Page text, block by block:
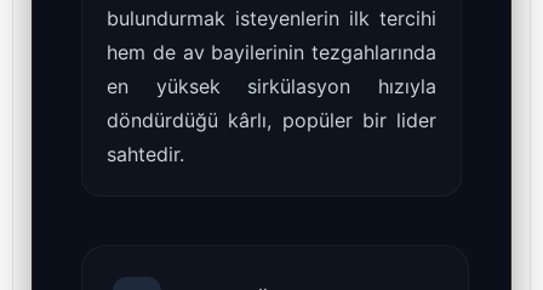
bulundurmak isteyenlerin ilk tercihi
hem de av bayilerinin tezgahlarında
en yüksek sirkülasyon hızıyla
döndürdüğü kârlı, popüler bir lider
sahtedir.